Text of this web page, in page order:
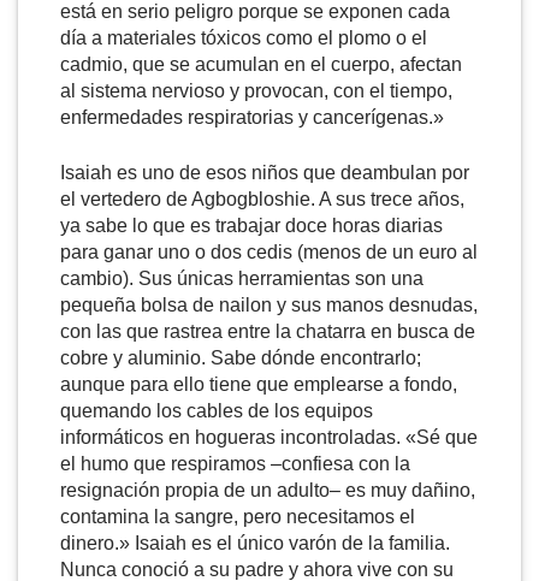
está en serio peligro porque se exponen cada
día a materiales tóxicos como el plomo o el
cadmio, que se acumulan en el cuerpo, afectan
al sistema nervioso y provocan, con el tiempo,
enfermedades respiratorias y cancerígenas.»
Isaiah es uno de esos niños que deambulan por
el vertedero de Agbogbloshie. A sus trece años,
ya sabe lo que es trabajar doce horas diarias
para ganar uno o dos cedis (menos de un euro al
cambio). Sus únicas herramientas son una
pequeña bolsa de nailon y sus manos desnudas,
con las que rastrea entre la chatarra en busca de
cobre y aluminio. Sabe dónde encontrarlo;
aunque para ello tiene que emplearse a fondo,
quemando los cables de los equipos
informáticos en hogueras incontroladas. «Sé que
el humo que respiramos –confiesa con la
resignación propia de un adulto– es muy dañino,
contamina la sangre, pero necesitamos el
dinero.» Isaiah es el único varón de la familia.
Nunca conoció a su padre y ahora vive con su